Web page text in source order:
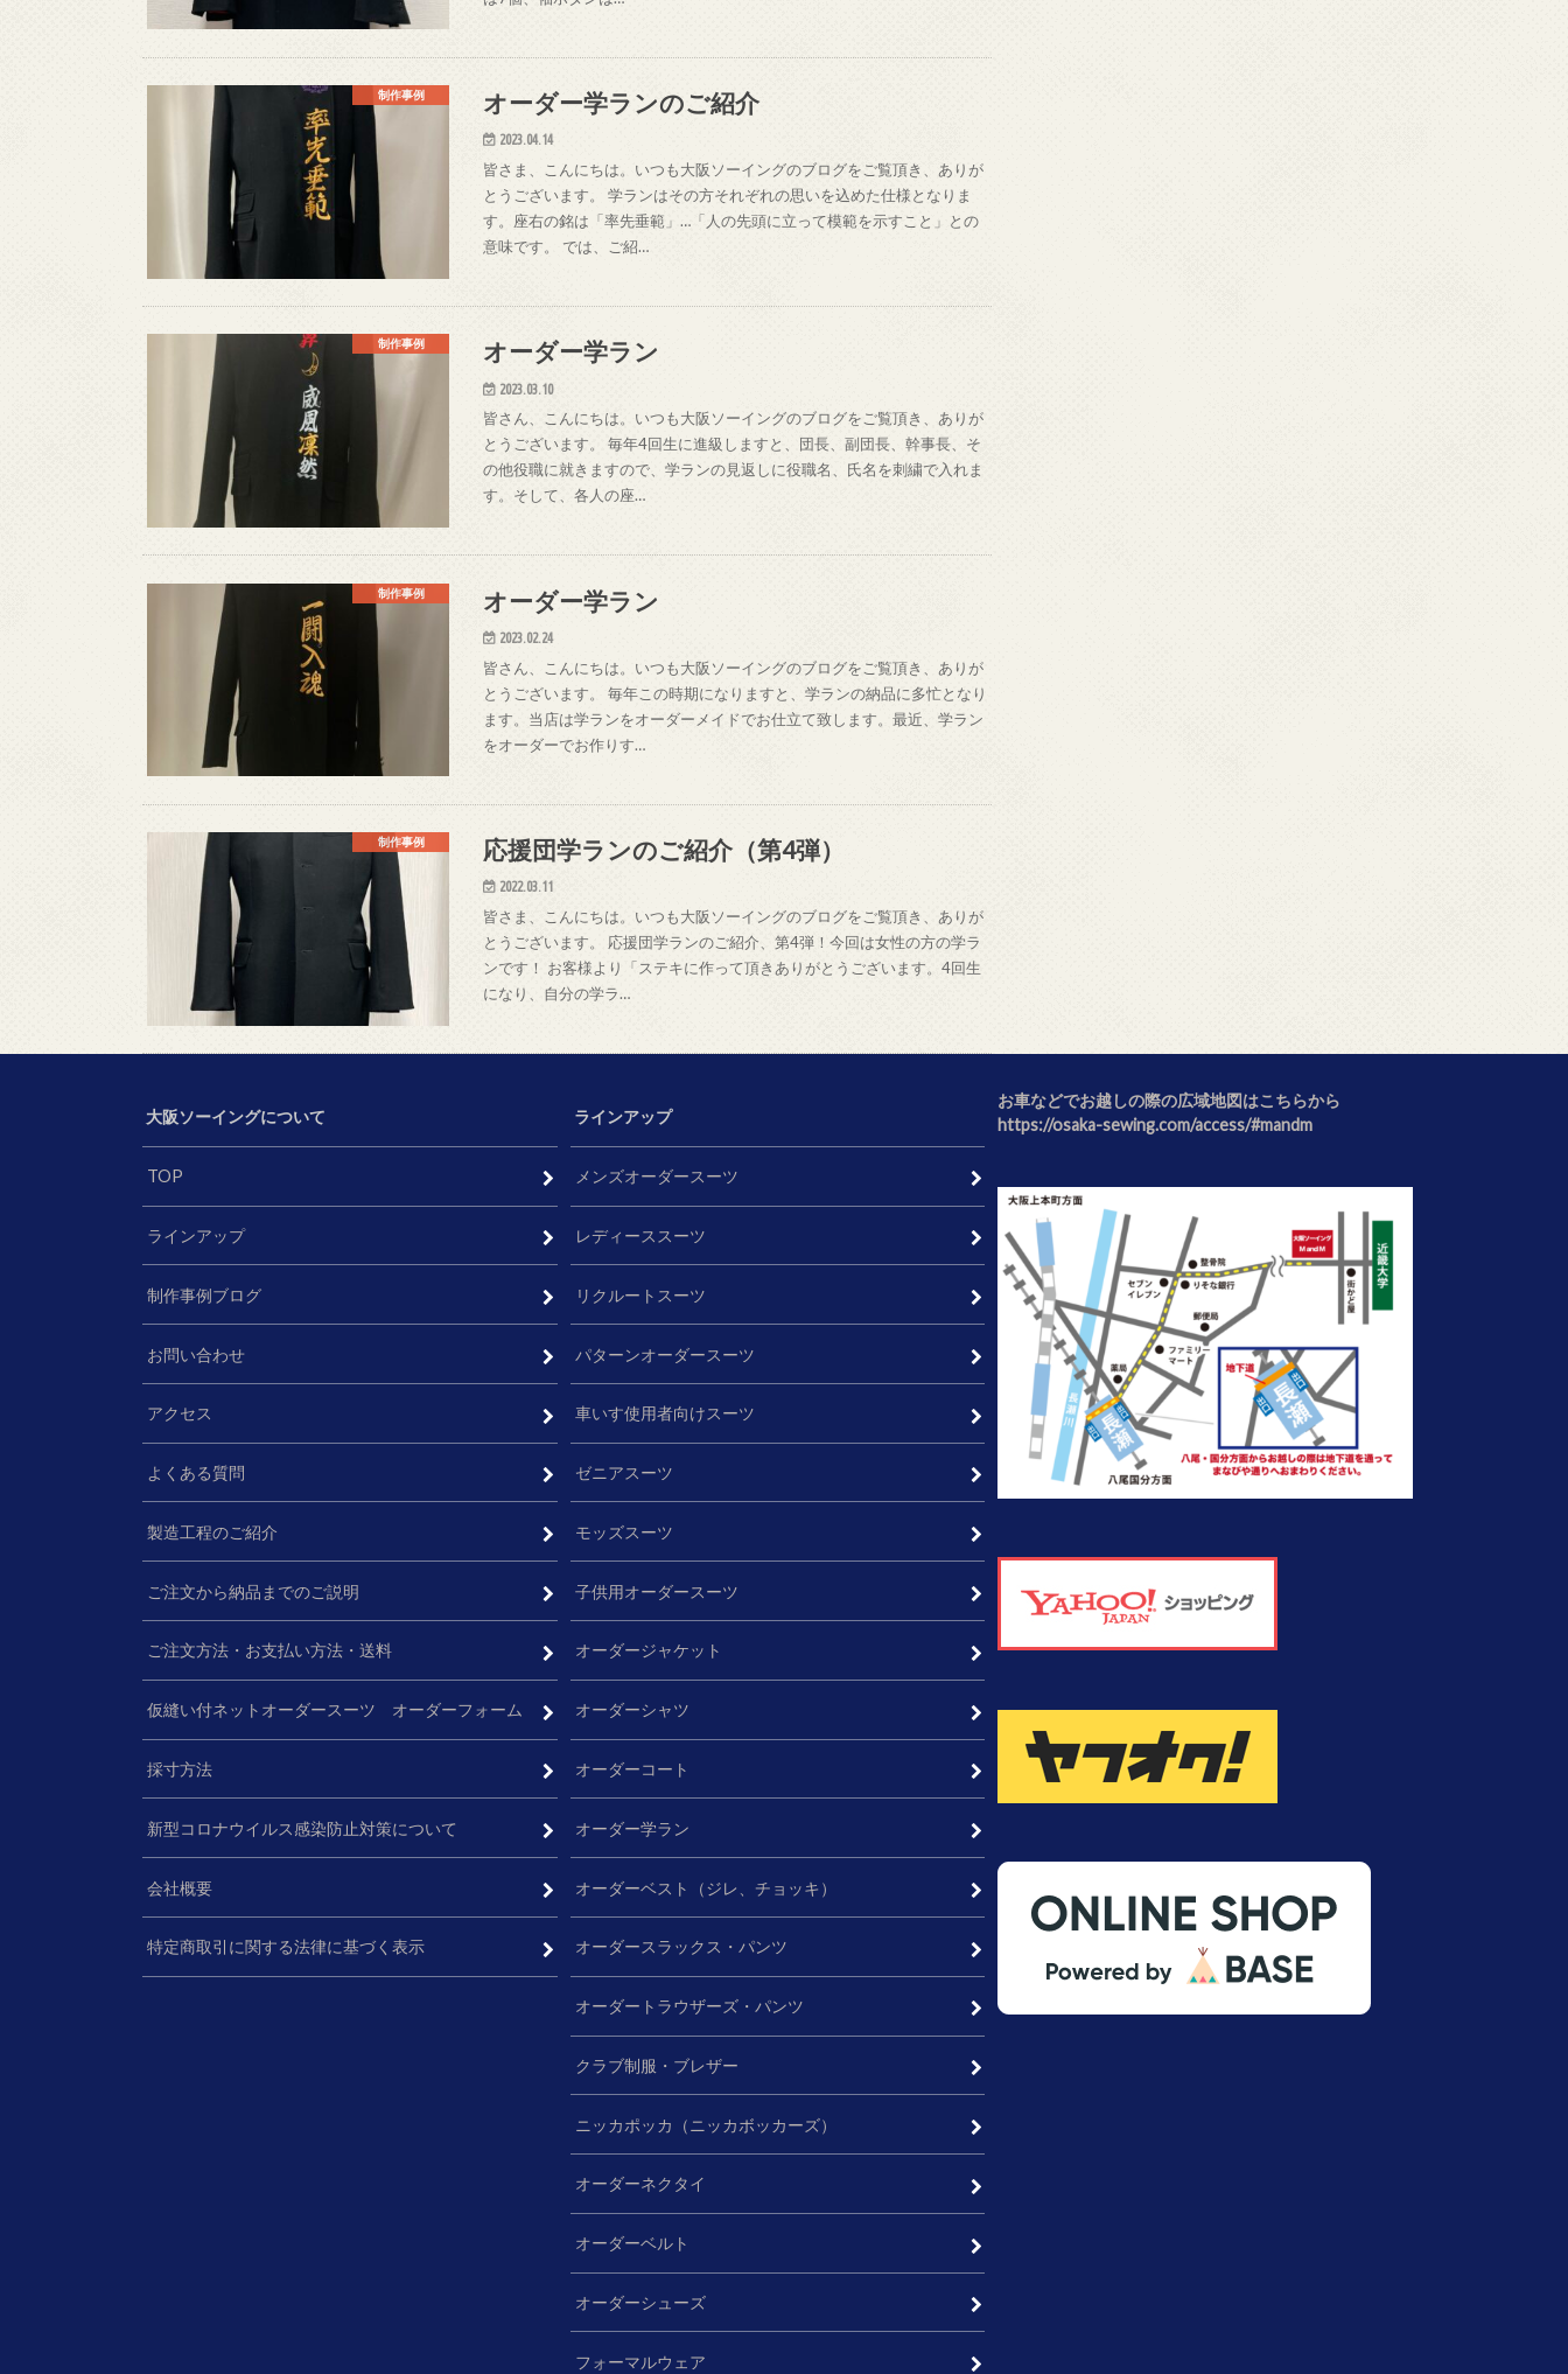
制作事例 オーダー学ランのご紹介
2023.04.14
皆さま、こんにちは。いつも大阪ソーイングのブログをご覧頂き、ありが
とうございます。 学ランはその方それぞれの思いを込めた仕様となりま
す。座右の銘は「率先垂範」…「人の先頭に立って模範を示すこと」との
意味です。 では、ご紹…
制作事例 オーダー学ラン
2023.03.10
皆さん、こんにちは。いつも大阪ソーイングのブログをご覧頂き、ありが
とうございます。 毎年4回生に進級しますと、団長、副団長、幹事長、そ
の他役職に就きますので、学ランの見返しに役職名、氏名を刺繍で入れま
す。そして、各人の座…
制作事例 オーダー学ラン
2023.02.24
皆さん、こんにちは。いつも大阪ソーイングのブログをご覧頂き、ありが
とうございます。 毎年この時期になりますと、学ランの納品に多忙となり
ます。当店は学ランをオーダーメイドでお仕立て致します。最近、学ラン
をオーダーでお作りす…
制作事例 応援団学ランのご紹介（第4弾）
2022.03.11
皆さま、こんにちは。いつも大阪ソーイングのブログをご覧頂き、ありが
とうございます。 応援団学ランのご紹介、第4弾！今回は女性の方の学ラ
ンです！ お客様より「ステキに作って頂きありがとうございます。4回生
になり、自分の学ラ…
大阪ソーイングについて
TOP
ラインアップ
制作事例ブログ
お問い合わせ
アクセス
よくある質問
製造工程のご紹介
ご注文から納品までのご説明
ご注文方法・お支払い方法・送料
仮縫い付ネットオーダースーツ オーダーフォーム
採寸方法
新型コロナウイルス感染防止対策について
会社概要
特定商取引に関する法律に基づく表示
ラインアップ
メンズオーダースーツ
レディーススーツ
リクルートスーツ
パターンオーダースーツ
車いす使用者向けスーツ
ゼニアスーツ
モッズスーツ
子供用オーダースーツ
オーダージャケット
オーダーシャツ
オーダーコート
オーダー学ラン
オーダーベスト（ジレ、チョッキ）
オーダースラックス・パンツ
オーダートラウザーズ・パンツ
クラブ制服・ブレザー
ニッカポッカ（ニッカボッカーズ）
オーダーネクタイ
オーダーベルト
オーダーシューズ
フォーマルウェア
お車などでお越しの際の広域地図はこちらから
https://osaka-sewing.com/access/#mandm